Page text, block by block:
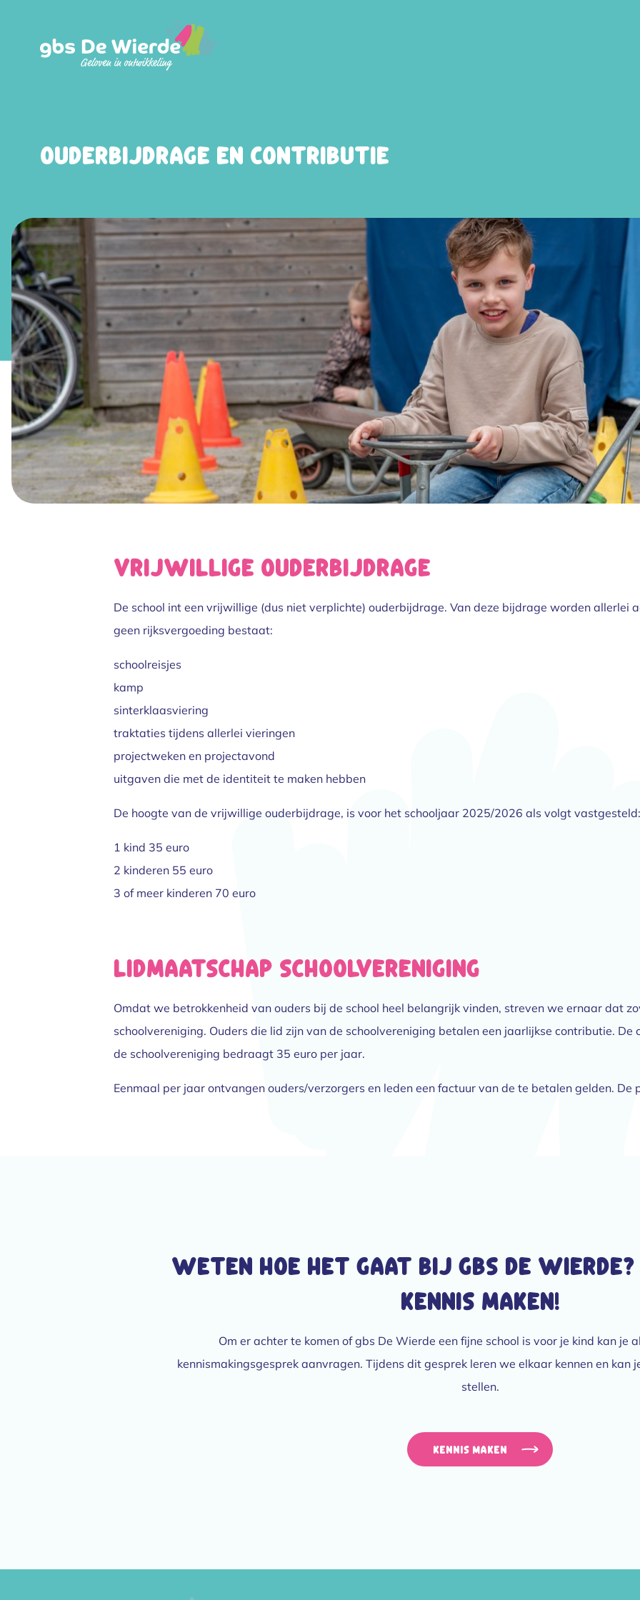
Ouderbijdrage en contributie
Vrijwillige ouderbijdrage
De school int een vrijwillige (dus niet verplichte) ouderbijdrage. Van deze bijdrage worden allerlei
geen rijksvergoeding bestaat:
schoolreisjes
kamp
sinterklaasviering
traktaties tijdens allerlei vieringen
projectweken en projectavond
uitgaven die met de identiteit te maken hebben
De hoogte van de vrijwillige ouderbijdrage, is voor het schooljaar 2025/2026 als volgt vastgesteld:
1 kind 35 euro
2 kinderen 55 euro
3 of meer kinderen 70 euro
Lidmaatschap schoolvereniging
Omdat we betrokkenheid van ouders bij de school heel belangrijk vinden, streven we ernaar dat
schoolvereniging. Ouders die lid zijn van de schoolvereniging betalen een jaarlijkse contributie.
de schoolvereniging bedraagt 35 euro per jaar.
Eenmaal per jaar ontvangen ouders/verzorgers en leden een factuur van de te betalen gelden.
Weten hoe het gaat bij GBS de
kennis maken!
Om er achter te komen of gbs De Wierde een fijne school is voor je kind kan je
kennismakingsgesprek aanvragen. Tijdens dit gesprek leren we elkaar kennen en kan
stellen.
Kennis maken